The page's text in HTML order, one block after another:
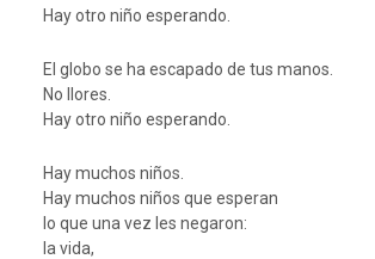
Hay otro niño esperando.
El globo se ha escapado de tus manos.
No llores.
Hay otro niño esperando.
Hay muchos niños.
Hay muchos niños que esperan
lo que una vez les negaron:
la vida,